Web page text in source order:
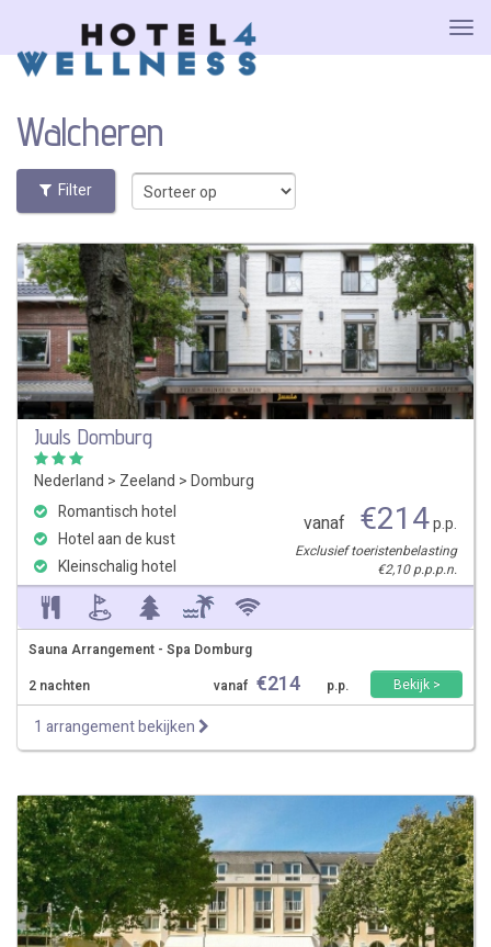
Walcheren
Filter
Juuls Domburg
Nederland > Zeeland >Domburg
Romantisch hotel
Hotel aan de kust
Kleinschalig hotel
vanaf €214p.p.
Exclusief toeristenbelasting
€2,10 p.p.p.n.
Sauna Arrangement - Spa Domburg
2 nachten
vanaf €214 p.p. Bekijk >
1 arrangement bekijken